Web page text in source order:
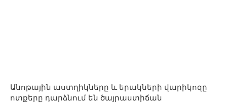
Անոթային աստղիկները և երակների վարիկոզը
ոտքերը դարձնում են ծայրաստիճան